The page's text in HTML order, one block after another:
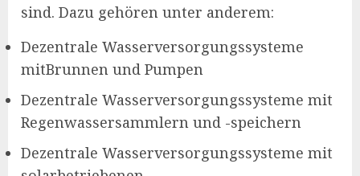
sind. Dazu gehören unter anderem:
Dezentrale Wasserversorgungssysteme
mitBrunnen und Pumpen
Dezentrale Wasserversorgungssysteme mit
Regenwassersammlern und -speichern
Dezentrale Wasserversorgungssysteme mit